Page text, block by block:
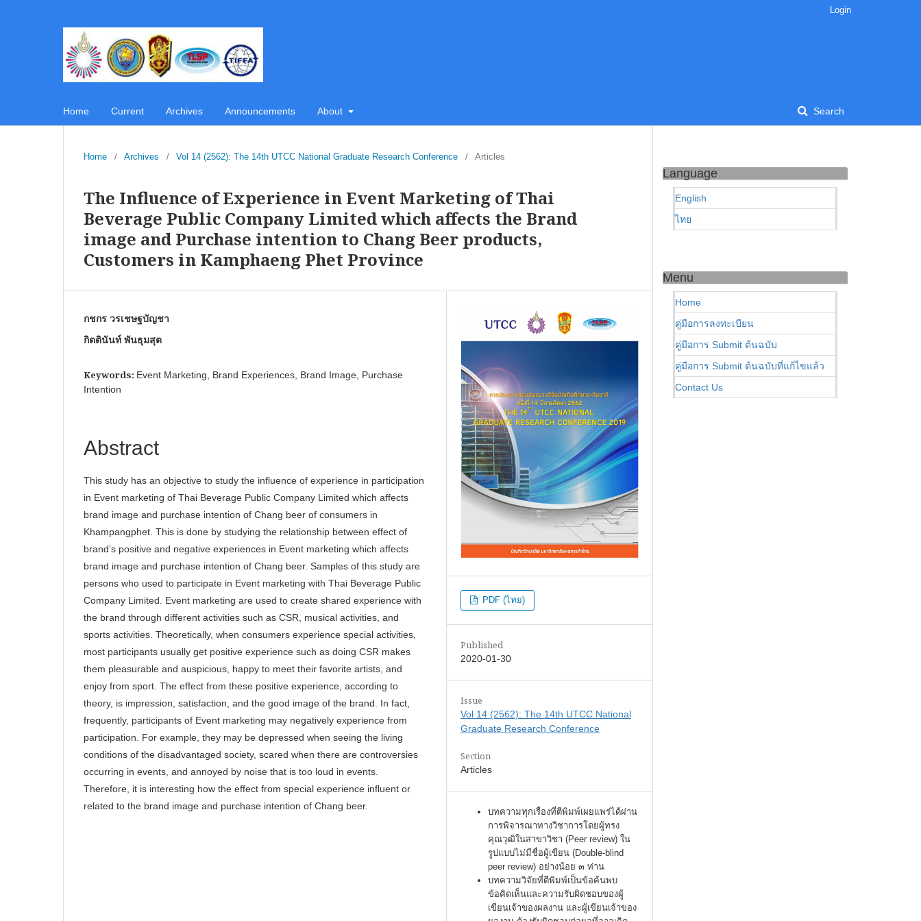
Home Current Archives Announcements About Search
Login
Home / Archives / Vol 14 (2562): The 14th UTCC National Graduate Research Conference / Articles
The Influence of Experience in Event Marketing of Thai
Beverage Public Company Limited which affects the Brand
image and Purchase intention to Chang Beer products,
Customers in Kamphaeng Phet Province
กชกร วรเชษฐบัญชา
กิตตินันท์ พันธุมสุต
Keywords: Event Marketing, Brand Experiences, Brand Image, Purchase
Intention
Abstract
This study has an objective to study the influence of experience in participation
in Event marketing of Thai Beverage Public Company Limited which affects
brand image and purchase intention of Chang beer of consumers in
Khampangphet. This is done by studying the relationship between effect of
brand’s positive and negative experiences in Event marketing which affects
brand image and purchase intention of Chang beer. Samples of this study are
persons who used to participate in Event marketing with Thai Beverage Public
Company Limited. Event marketing are used to create shared experience with
the brand through different activities such as CSR, musical activities, and
sports activities. Theoretically, when consumers experience special activities,
most participants usually get positive experience such as doing CSR makes
them pleasurable and auspicious, happy to meet their favorite artists, and
enjoy from sport. The effect from these positive experience, according to
theory, is impression, satisfaction, and the good image of the brand. In fact,
frequently, participants of Event marketing may negatively experience from
participation. For example, they may be depressed when seeing the living
conditions of the disadvantaged society, scared when there are controversies
occurring in events, and annoyed by noise that is too loud in events.
Therefore, it is interesting how the effect from special experience influent or
related to the brand image and purchase intention of Chang beer.
PDF (ไทย)
Published
2020-01-30
Issue
Vol 14 (2562): The 14th UTCC National
Graduate Research Conference
Section
Articles
บทความทุกเรื่องที่ตีพิมพ์เผยแพร่ได้ผ่าน
การพิจารณาทางวิชาการโดยผู้ทรง
คุณวุฒิในสาขาวิชา (Peer review) ใน
รูปแบบไม่มีชื่อผู้เขียน (Double-blind
peer review) อย่างน้อย ๓ ท่าน
บทความวิจัยที่ตีพิมพ์เป็นข้อค้นพบ
ข้อคิดเห็นและความรับผิดชอบของผู้
เขียนเจ้าของผลงาน และผู้เขียนเจ้าของ
Language
English
ไทย
Menu
Home
คู่มือการลงทะเบียน
คู่มือการ Submit ต้นฉบับ
คู่มือการ Submit ต้นฉบับที่แก้ไขแล้ว
Contact Us